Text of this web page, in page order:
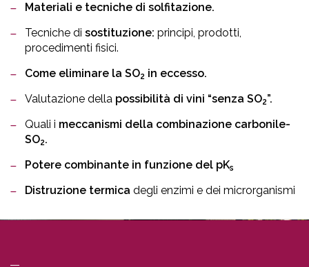
Materiali e tecniche di solfitazione.
Tecniche di sostituzione: principi, prodotti,
procedimenti fisici.
Come eliminare la SO2 in eccesso.
Valutazione della possibilità di vini “senza SO2”.
Quali i meccanismi della combinazione carbonile-
SO2.
Potere combinante in funzione del pKs
Distruzione termica degli enzimi e dei microrganismi